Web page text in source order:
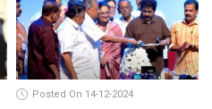
തുടങ്ങിയിട്ടുണ്ടെന്ന് നിഷ
സാരംഗ്
Posted On 14-12-2024